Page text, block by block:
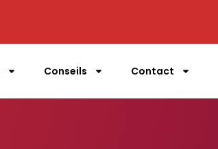
Conseils Contact